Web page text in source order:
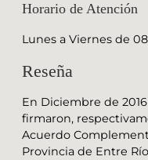
Horario de Atención
Lunes a Viernes de
Reseña
En Diciembre de
firmaron,
Acuerdo
Provincia de Entre